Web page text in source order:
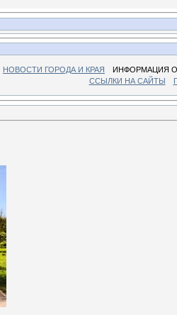
НОВОСТИ ГОРОДА И КРАЯ
ИНФОРМАЦИЯ
ССЫЛКИ НА САЙТЫ